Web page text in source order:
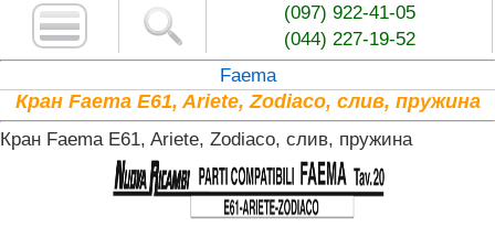
(097) 922-41-05
(044) 227-19-52
Faema
Кран Faema E61, Ariete, Zodiaco, слив, пружина
Кран Faema E61, Ariete, Zodiaco, слив, пружина